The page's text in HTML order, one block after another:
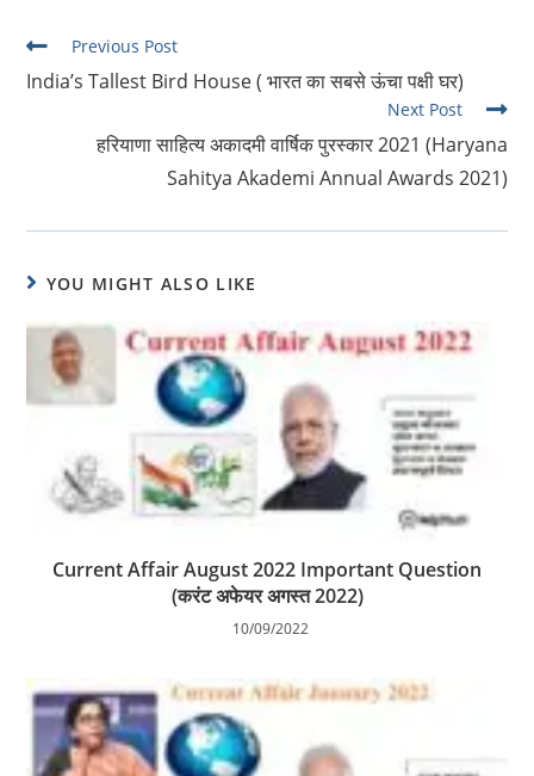
Read
articles
Previous Post
India’s Tallest Bird House ( भारत का सबसे ऊंचा पक्षी घर)
Next Post
हरियाणा साहित्य अकादमी वार्षिक पुरस्कार 2021 (Haryana
Sahitya Akademi Annual Awards 2021)
YOU MIGHT ALSO LIKE
Current Affair August 2022 Important Question
(करंट अफेयर अगस्त 2022)
10/09/2022